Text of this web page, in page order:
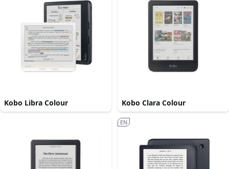
Kobo Libra Colour Kobo Clara Colour
EN